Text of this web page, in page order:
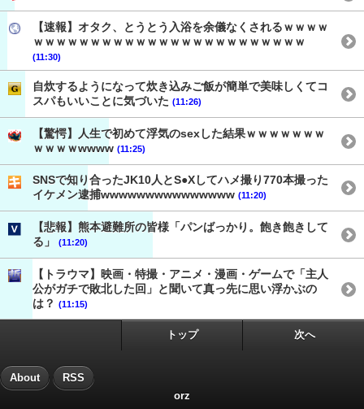
【速報】オタク、とうとう入浴を余儀なくされるｗｗｗｗ
ｗｗｗｗｗｗｗｗｗｗｗｗｗｗｗｗｗｗｗｗｗｗｗｗ
(11:30)
自炊するようになって炊き込みご飯が簡単で美味しくてコ
スパもいいことに気づいた (11:26)
【驚愕】人生で初めて浮気のsexした結果ｗｗｗｗｗｗｗ
ｗｗｗｗwwww (11:25)
SNSで知り合ったJK10人とS●Xしてハメ撮り770本撮った
イケメン逮捕wwwwwwwwwwwwwww (11:20)
【悲報】熊本避難所の皆様「パンばっかり。飽き飽きして
る」
(11:20)
【トラウマ】映画・特撮・アニメ・漫画・ゲームで「主人
公がガチで敗北した回」と聞いて真っ先に思い浮かぶの
は？ (11:15)
トップ 次へ
About RSS
orz